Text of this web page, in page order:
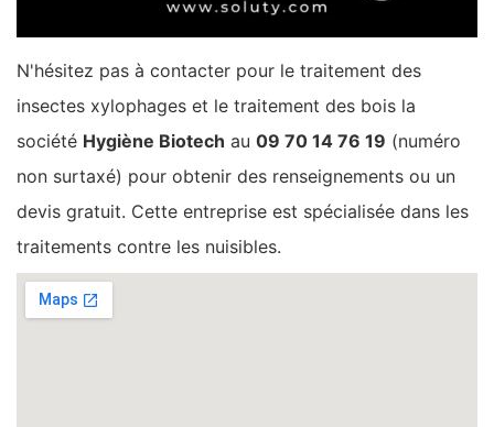
N'hésitez pas à contacter pour le traitement des
insectes xylophages et le traitement des bois la
société Hygiène Biotech au 09 70 14 76 19 (numéro
non surtaxé) pour obtenir des renseignements ou un
devis gratuit. Cette entreprise est spécialisée dans les
traitements contre les nuisibles.